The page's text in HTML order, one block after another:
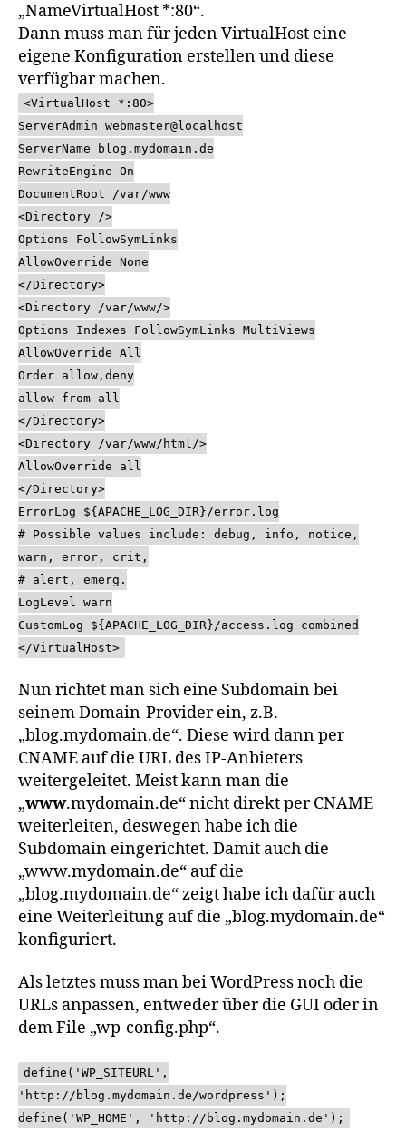
„NameVirtualHost *:80“.
Dann muss man für jeden VirtualHost eine
eigene Konfiguration erstellen und diese
verfügbar machen.
<VirtualHost *:80>
ServerAdmin webmaster@localhost
ServerName blog.mydomain.de
RewriteEngine On
DocumentRoot /var/www
<Directory />
Options FollowSymLinks
AllowOverride None
</Directory>
<Directory /var/www/>
Options Indexes FollowSymLinks MultiViews
AllowOverride All
Order allow,deny
allow from all
</Directory>
<Directory /var/www/html/>
AllowOverride all
</Directory>
ErrorLog ${APACHE_LOG_DIR}/error.log
# Possible values include: debug, info, notice,
warn, error, crit,
# alert, emerg.
LogLevel warn
CustomLog ${APACHE_LOG_DIR}/access.log combined
</VirtualHost>
Nun richtet man sich eine Subdomain bei
seinem Domain-Provider ein, z.B.
„blog.mydomain.de“. Diese wird dann per
CNAME auf die URL des IP-Anbieters
weitergeleitet. Meist kann man die
„www.mydomain.de“ nicht direkt per CNAME
weiterleiten, deswegen habe ich die
Subdomain eingerichtet. Damit auch die
„www.mydomain.de“ auf die
„blog.mydomain.de“ zeigt habe ich dafür auch
eine Weiterleitung auf die „blog.mydomain.de“
konfiguriert.
Als letztes muss man bei WordPress noch die
URLs anpassen, entweder über die GUI oder in
dem File „wp-config.php“.
define('WP_SITEURL',
'http://blog.mydomain.de/wordpress');
define('WP_HOME', 'http://blog.mydomain.de');